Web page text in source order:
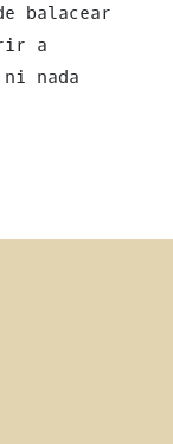
balacear
a
nada